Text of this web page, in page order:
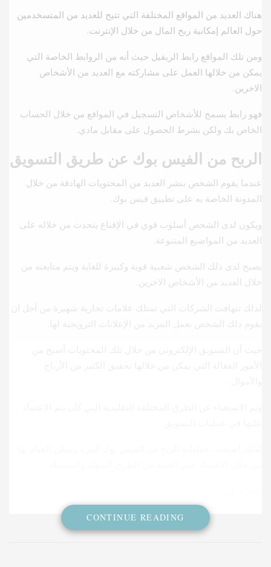
هناك العديد من المواقع المختلفة التي تتيح للعديد من المتسخدمين
حول العالم إمكانية ربح المال من خلال الإنترنت.
ومن تلك المواقع رابط الريفيل حيث أنه من الروابط الخاصة التي
يمكن من خلالها العمل على مشاركته مع العديد من الأشخاص
الاخرين.
فهو رابط يسمح للأشخاص التسجيل في المواقع من خلال الحساب
الخاص بك ولكن بشرط الحصول على مقابل مادي.
الربح من الفيس بوك عن طريق التسويق
عندما يقوم الشخص بنشر العديد من المحتويات الهادفة من خلال
المدونة الخاصة به على تطبيق فيس بوك.
ويكون لدى الشخص أسلوب قوي في الإقناع يتحدث من خلاله على
العديد من المواضيع المتنوعة.
يصبح لدى ذلك الشخص شعبية قوية وكبيرة للغاية ويتم متابعته من
خلال العديد من الأشخاص الاخرين.
لذلك تتهافت الشركات التي تمتلك علامات تجارية شهيرة من أجل ان
CONTINUE READING